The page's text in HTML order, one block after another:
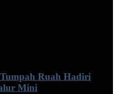
Ruah Hadiri
Mini